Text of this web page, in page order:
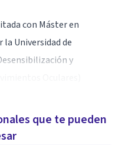
con Máster en
Universidad de
y
que te pueden